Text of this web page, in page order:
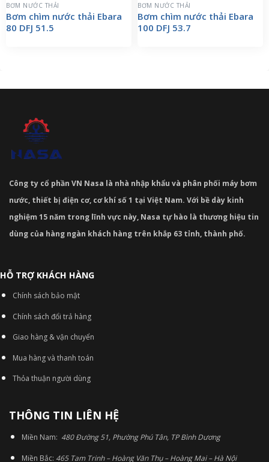
BƠM NƯỚC THẢI
Bơm chìm nước thải Ebara
80 DFJ 51.5
BƠM NƯỚC THẢI
Bơm chìm nước thải Ebara
100 DFJ 53.7
Công ty cổ phần VN Nasa là nhà nhập khẩu và phân phối máy bơm
nước, thiết bị điện cơ, cơ khí số 1 tại Việt Nam. Với bề dày kinh
nghiệm 15 năm trong lĩnh vực này, Nasa tự hào là thương hiệu tin
dùng của hàng ngàn khách hàng trên khắp 63 tỉnh, thành phố.
HỖ TRỢ KHÁCH HÀNG
Chính sách bảo mật
Chính sách đổi trả hàng
Giao hàng & vận chuyển
Mua hàng và thanh toán
Thỏa thuận người dùng
THÔNG TIN LIÊN HỆ
Miền Nam: 480 Đường 51, Phường Phú Tân, TP Bình Dương
Miền Bắc: 465 Tam Trinh – Hoàng Văn Thụ – Hoàng Mai – Hà Nội